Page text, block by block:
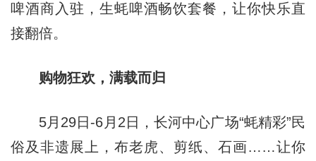
啤酒商入驻，生蚝啤酒畅饮套餐，让你快乐直
接翻倍。
购物狂欢，满载而归
5月29日-6月2日，长河中心广场“蚝精彩”民
俗及非遗展上，布老虎、剪纸、石画……让你